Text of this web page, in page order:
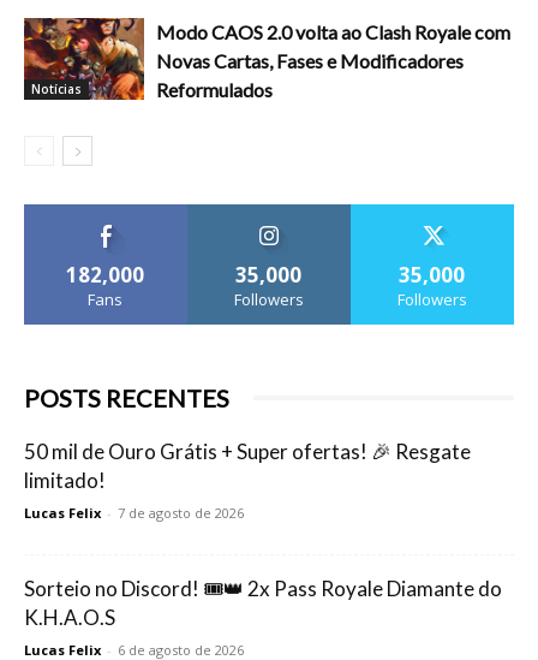
Notícias
Modo CAOS 2.0 volta ao Clash Royale com
Novas Cartas, Fases e Modificadores
Reformulados
182,000
Fans
35,000
Followers
35,000
Followers
POSTS RECENTES
50 mil de Ouro Grátis + Super ofertas! 🎉 Resgate
limitado!
Lucas Felix - 7 de agosto de 2026
Sorteio no Discord! 🎟️👑 2x Pass Royale Diamante do
K.H.A.O.S
Lucas Felix - 6 de agosto de 2026